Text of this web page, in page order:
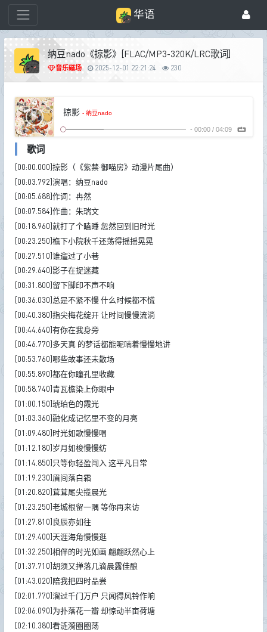
华语
纳豆nado《掠影》[FLAC/MP3-320K/LRC歌词]
音乐磁场 2025-12-01 22:21:24 230
掠影 - 纳豆nado
- 00:00/ 04:09
歌词
[00:00.000]掠影（《紫禁·御喵房》动漫片尾曲）
[00:03.792]演唱：纳豆nado
[00:05.688]作词：冉然
[00:07.584]作曲：朱瑞文
[00:18.960]就打了个瞌睡 忽然回到旧时光
[00:23.250]檐下小院秋千还荡得摇摇晃晃
[00:27.510]谁遛过了小巷
[00:29.640]影子在捉迷藏
[00:31.800]留下脚印不声不响
[00:36.030]总是不紧不慢 什么时候都不慌
[00:40.380]指尖梅花绽开 让时间慢慢流淌
[00:44.640]有你在我身旁
[00:46.770]多天真 的梦话都能呢喃着慢慢地讲
[00:53.760]哪些故事还未散场
[00:55.890]都在你瞳孔里收藏
[00:58.740]青瓦檐染上你眼中
[01:00.150]琥珀色的霞光
[01:03.360]融化成记忆里不变的月亮
[01:09.480]时光如歌慢慢唱
[01:12.180]岁月如梭慢慢纺
[01:14.850]只等你轻盈闯入 这平凡日常
[01:19.230]眉间落白霜
[01:20.820]茸茸尾尖揽晨光
[01:23.250]老城根留一隅 等你再来访
[01:27.810]良辰亦如往
[01:29.400]天涯海角慢慢逛
[01:32.250]相伴的时光如画 翩翩跃然心上
[01:37.710]胡须又掸落几滴晨露佳酿
[01:43.020]陪我把四时品尝
[02:01.770]溜过千门万户 只闻得风铃作响
[02:06.090]为扑落花一瓣 却惊动半亩荷塘
[02:10.380]看涟漪圈圈荡